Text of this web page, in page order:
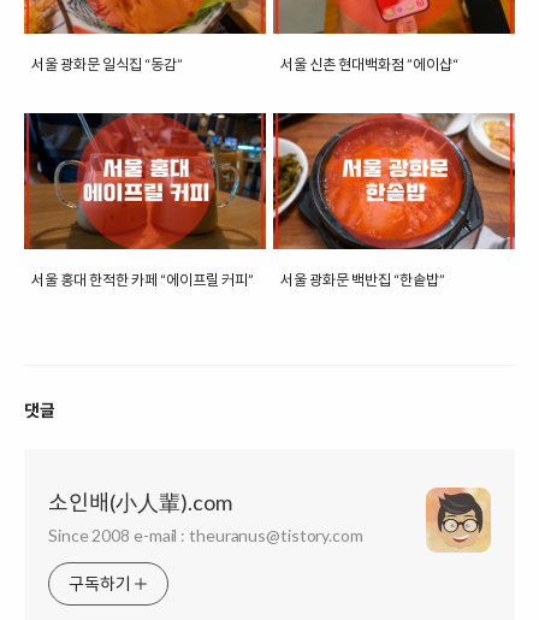
서울 광화문 일식집 “동감” 서울 신촌 현대백화점 ”에이샵“
서울 홍대 한적한 카페 “에이프릴 커피” 서울 광화문 백반집 “한솥밥”
댓글
소인배(小人輩).com
Since 2008 e-mail : theuranus@tistory.com
구독하기